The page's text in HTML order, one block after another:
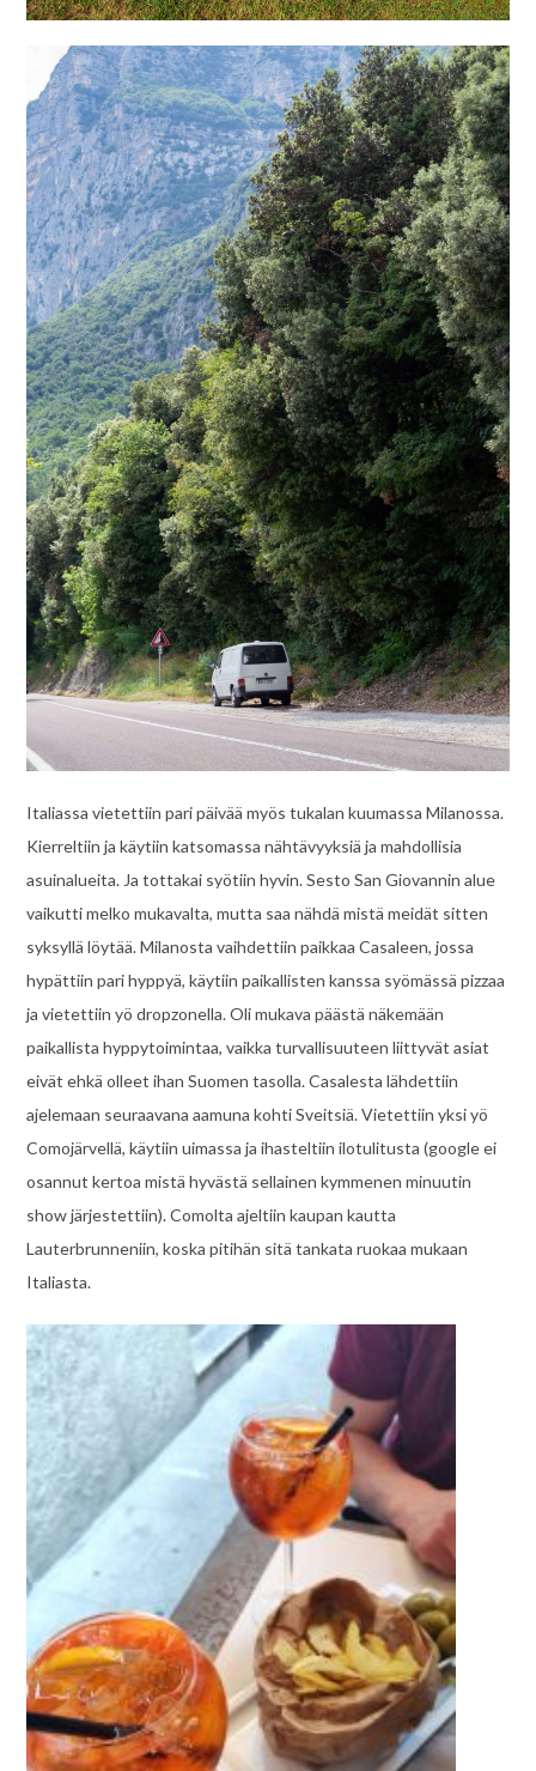
Italiassa vietettiin pari päivää myös tukalan kuumassa Milanossa.
Kierreltiin ja käytiin katsomassa nähtävyyksiä ja mahdollisia
asuinalueita. Ja tottakai syötiin hyvin. Sesto San Giovannin alue
vaikutti melko mukavalta, mutta saa nähdä mistä meidät sitten
syksyllä löytää. Milanosta vaihdettiin paikkaa Casaleen, jossa
hypättiin pari hyppyä, käytiin paikallisten kanssa syömässä pizzaa
ja vietettiin yö dropzonella. Oli mukava päästä näkemään
paikallista hyppytoimintaa, vaikka turvallisuuteen liittyvät asiat
eivät ehkä olleet ihan Suomen tasolla. Casalesta lähdettiin
ajelemaan seuraavana aamuna kohti Sveitsiä. Vietettiin yksi yö
Comojärvellä, käytiin uimassa ja ihasteltiin ilotulitusta (google ei
osannut kertoa mistä hyvästä sellainen kymmenen minuutin
show järjestettiin). Comolta ajeltiin kaupan kautta
Lauterbrunneniin, koska pitihän sitä tankata ruokaa mukaan
Italiasta.